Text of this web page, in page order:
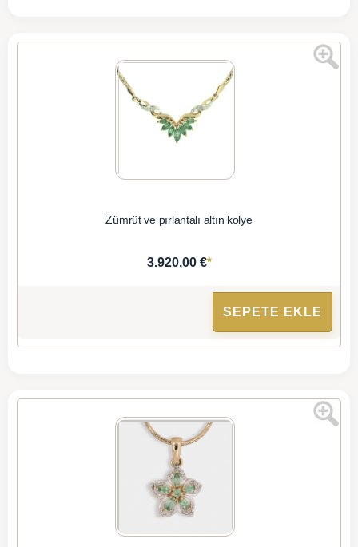
Zümrüt ve pırlantalı altın kolye
3.920,00 €*
SEPETE EKLE